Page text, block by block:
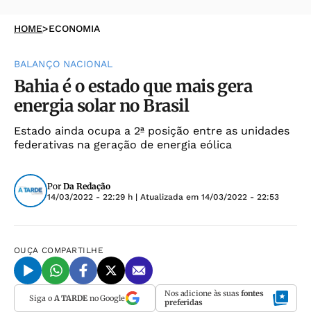
HOME>ECONOMIA
BALANÇO NACIONAL
Bahia é o estado que mais gera
energia solar no Brasil
Estado ainda ocupa a 2ª posição entre as unidades
federativas na geração de energia eólica
Por Da Redação
14/03/2022 - 22:29 h | Atualizada em 14/03/2022 - 22:53
OUÇA COMPARTILHE
Siga o A TARDEno Google Nos adicione às suas fontes
preferidas